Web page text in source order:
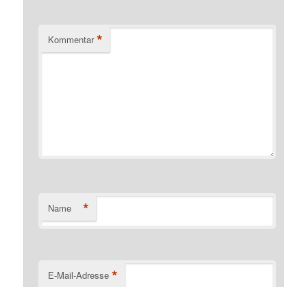
Kommentar *
Name *
E-Mail-Adresse *